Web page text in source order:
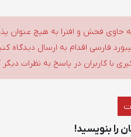
حاوی فحش و افترا به هیچ عنوان
فارسی اقدام به ارسال
با کاربران در پاسخ به نظرات
را بنویسید!